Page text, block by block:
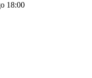
18:00